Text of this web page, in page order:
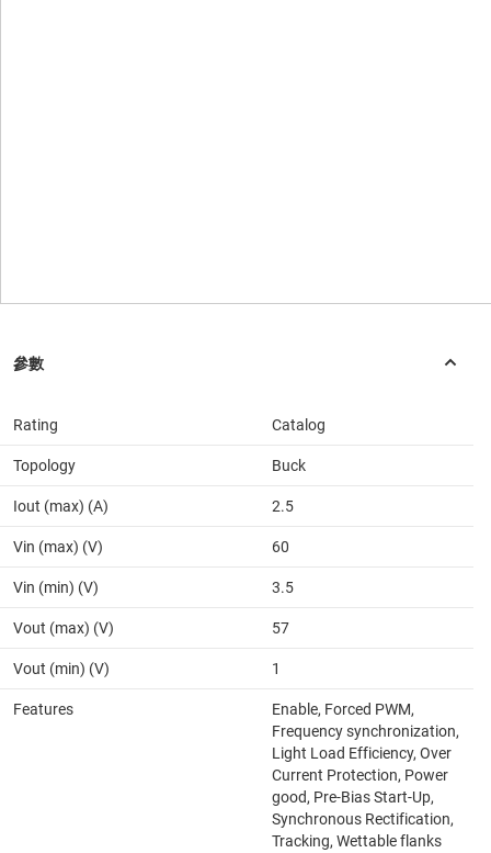
Rating Catalog
Topology Buck
Iout (max) (A) 2.5
Vin (max) (V) 60
Vin (min) (V) 3.5
Vout (max) (V) 57
Vout (min) (V) 1
Features
Enable, Forced PWM,
Frequency synchronization,
Light Load Efficiency, Over
Current Protection, Power
good, Pre-Bias Start-Up,
Synchronous Rectification,
Tracking, Wettable flanks